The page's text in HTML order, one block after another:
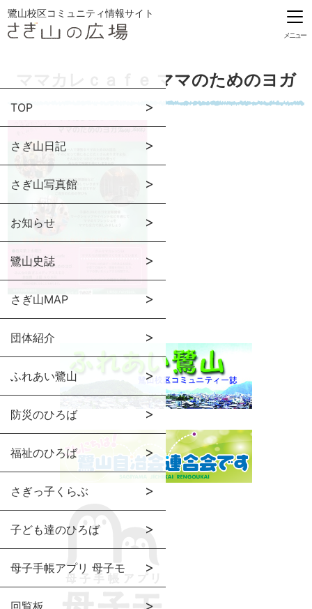
鷺山校区コミュニティ情報サイト
メニュー
TOP
さぎ山日記
さぎ山写真館
お知らせ
鷺山史誌
さぎ山MAP
団体紹介
ふれあい鷺山
防災のひろば
福祉のひろば
さぎっ子くらぶ
子ども達のひろば
母子手帳アプリ 母子モ
ママカレｃａｆｅ ママのためのヨガ